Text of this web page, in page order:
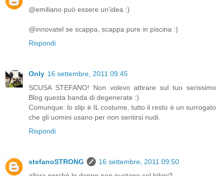
@emiliano può essere un'idea :)
@innovatel se scappa, scappa pure in piscina :)
Rispondi
Only 16 settembre, 2011 09:45
SCUSA STEFANO! Non volevo attirare sul tuo serissimo
Blog questa banda di degenerate :)
Comunque: lo slip è IL costume, tutto il resto è un surrogato
che gli uomini usano per non sentirsi nudi.
Rispondi
stefanoSTRONG
16 settembre, 2011 09:50